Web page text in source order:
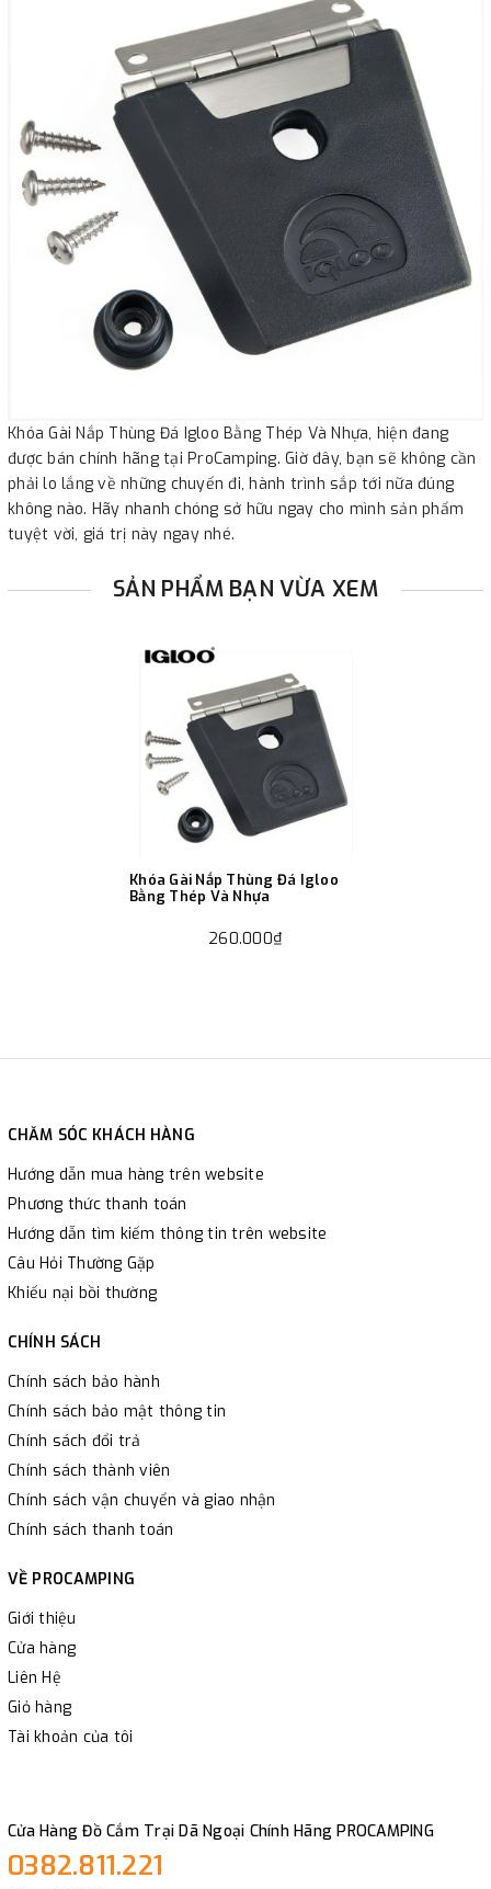
Khóa Gài Nắp Thùng Đá Igloo Bằng Thép Và Nhựa, hiện đang
được bán chính hãng tại ProCamping. Giờ đây, bạn sẽ không cần
phải lo lắng về những chuyến đi, hành trình sắp tới nữa đúng
không nào. Hãy nhanh chóng sở hữu ngay cho mình sản phẩm
tuyệt vời, giá trị này ngay nhé.
SẢN PHẨM BẠN VỪA XEM
Khóa Gài Nắp Thùng Đá Igloo
Bằng Thép Và Nhựa
260.000₫
CHĂM SÓC KHÁCH HÀNG
Hướng dẫn mua hàng trên website
Phương thức thanh toán
Hướng dẫn tìm kiếm thông tin trên website
Câu Hỏi Thường Gặp
Khiếu nại bồi thường
CHÍNH SÁCH
Chính sách bảo hành
Chính sách bảo mật thông tin
Chính sách đổi trả
Chính sách thành viên
Chính sách vận chuyển và giao nhận
Chính sách thanh toán
VỀ PROCAMPING
Giới thiệu
Cửa hàng
Liên Hệ
Giỏ hàng
Tài khoản của tôi
Cửa Hàng Đồ Cắm Trại Dã Ngoại Chính Hãng PROCAMPING
0382.811.221